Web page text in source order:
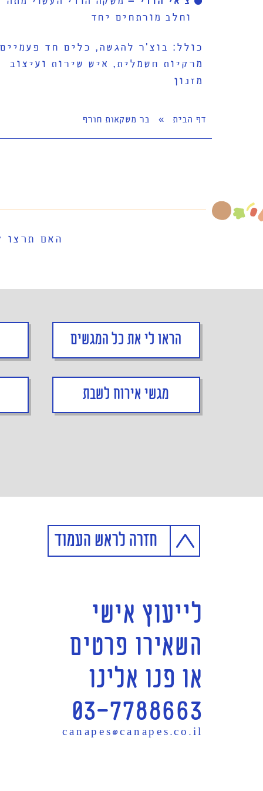
וחלב מורתחים יחד
כולל: בוצ'ר להגשה, כלים חד
מרקיות חשמלית, איש שירות ועיצוב
מזנון
דף הבית » בר משקאות חורף
האם תרצו
הראו לי את כל המגשים
מגשי אירוח לשבת
חזרה לראש העמוד
לייעוץ אישי
השאירו פרטים
או פנו אלינו
03-7788663
canapes@canapes.co.il